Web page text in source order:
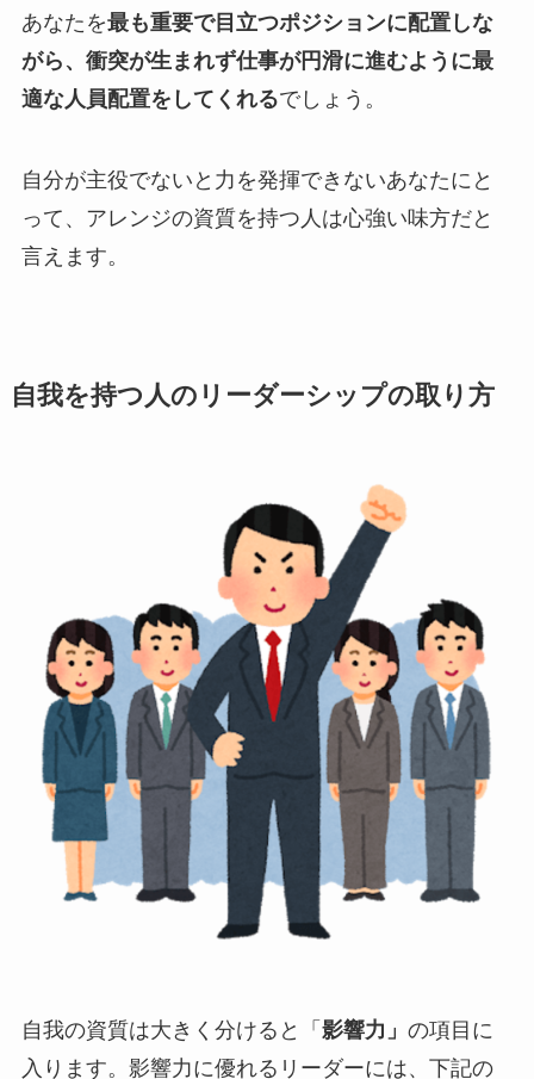
あなたを最も重要で目立つポジションに配置しな
がら、衝突が生まれず仕事が円滑に進むように最
適な人員配置をしてくれるでしょう。
自分が主役でないと力を発揮できないあなたにと
って、アレンジの資質を持つ人は心強い味方だと
言えます。
自我を持つ人のリーダーシップの取り方
自我の資質は大きく分けると「 影響力」 の項目に
入ります。影響力に優れるリーダーには、下記の